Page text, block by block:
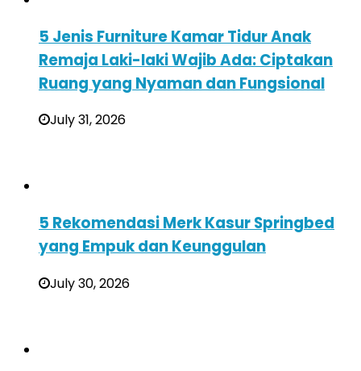
5 Jenis Furniture Kamar Tidur Anak
Remaja Laki-laki Wajib Ada: Ciptakan
Ruang yang Nyaman dan Fungsional
July 31, 2026
5 Rekomendasi Merk Kasur Springbed
yang Empuk dan Keunggulan
July 30, 2026